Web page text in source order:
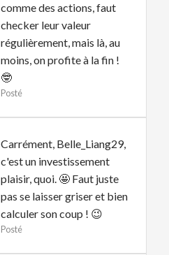
comme des actions, faut
checker leur valeur
régulièrement, mais là, au
moins, on profite à la fin !
🤓
Posté
Carrément, Belle_Liang29,
c'est un investissement
plaisir, quoi. 🤩 Faut juste
pas se laisser griser et bien
calculer son coup ! 😉
Posté